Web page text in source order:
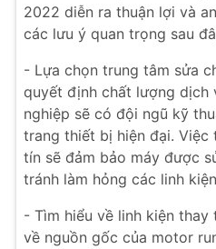
2022 diễn ra thuận lợi và
các lưu ý quan trọng sau
- Lựa chọn trung tâm sửa
quyết định chất lượng dịch
nghiệp sẽ có đội ngũ kỹ
trang thiết bị hiện đại. Việc
tín sẽ đảm bảo máy được
tránh làm hỏng các linh
- Tìm hiểu về linh kiện thay
về nguồn gốc của motor